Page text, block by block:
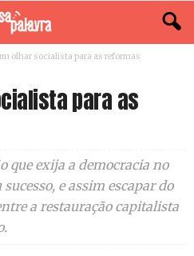
olhar socialista para as reformas
para as
que exija a democracia no
e assim escapar do
a restauração capitalista